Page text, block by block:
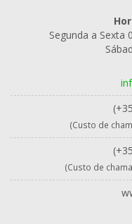
Segunda a Sexta
(Custo de
(Custo de